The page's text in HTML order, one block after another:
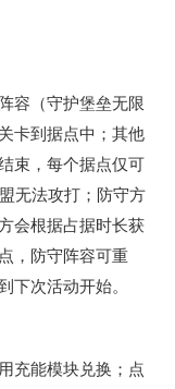
容（守护堡垒无限
卡到据点中；其他
束，每个据点仅可
无法攻打；防守方
会根据占据时长获
，防守阵容可重
下次活动开始。
充能模块兑换；点